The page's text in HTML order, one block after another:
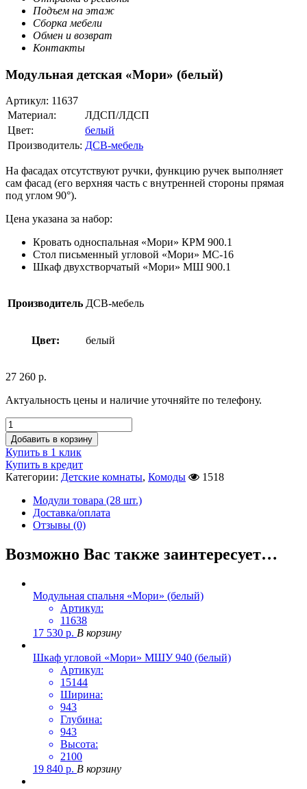
Подъем на этаж
Сборка мебели
Обмен и возврат
Контакты
Модульная детская «Мори» (белый)
Артикул: 11637
Материал:
ЛДСП/ЛДСП
Цвет:
белый
Производитель: ДСВ-мебель
На фасадах отсутствуют ручки, функцию ручек выполняет
сам фасад (его верхняя часть с внутренней стороны прямая
под углом 90°).
Цена указана за набор:
Кровать односпальная «Мори» КРМ 900.1
Стол письменный угловой «Мори» МС-16
Шкаф двухстворчатый «Мори» МШ 900.1
Производитель ДСВ-мебель
Цвет: белый
27 260 р.
Актуальность цены и наличие уточняйте по телефону.
Добавить в корзину
Купить в 1 клик
Купить в кредит
Категории: Детские комнаты, Комоды
1518
Модули товара (28 шт.)
Доставка/оплата
Отзывы (0)
Возможно Вас также заинтересует…
Модульная спальня «Мори» (белый)
Артикул:
11638
17 530 р. В корзину
Шкаф угловой «Мори» МШУ 940 (белый)
Артикул:
15144
Ширина:
943
Глубина:
943
Высота:
2100
19 840 р. В корзину